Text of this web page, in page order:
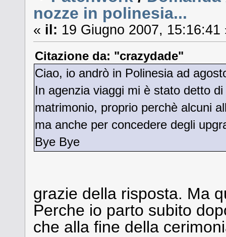
nozze in polinesia...
« il: 19 Giugno 2007, 15:16:41
Citazione da: "crazydade"
Ciao, io andrò in Polinesia ad
In agenzia viaggi mi è stato detto
matrimonio, proprio perchè alcuni
ma anche per concedere degli
Bye Bye
grazie della risposta. Ma
Perche io parto subito
che alla fine della